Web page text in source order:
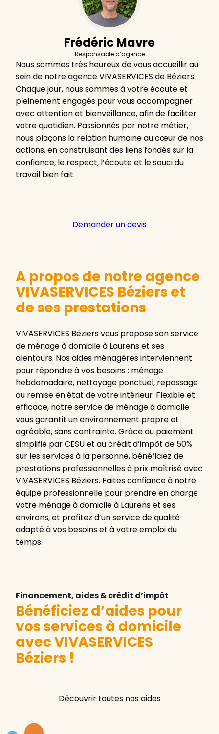
Frédéric Mavre
Responsable d’agence
Nous sommes très heureux de vous accueillir au
sein de notre agence VIVASERVICES de Béziers.
Chaque jour, nous sommes à votre écoute et
pleinement engagés pour vous accompagner
avec attention et bienveillance, afin de faciliter
votre quotidien. Passionnés par notre métier,
nous plaçons la relation humaine au cœur de nos
actions, en construisant des liens fondés sur la
confiance, le respect, l’écoute et le souci du
travail bien fait.
Demander un devis
A propos de notre agence
VIVASERVICES Béziers et
de ses prestations
VIVASERVICES Béziers vous propose son service
de ménage à domicile à Laurens et ses
alentours. Nos aides ménagères interviennent
pour répondre à vos besoins : ménage
hebdomadaire, nettoyage ponctuel, repassage
ou remise en état de votre intérieur. Flexible et
efficace, notre service de ménage à domicile
vous garantit un environnement propre et
agréable, sans contrainte. Grâce au paiement
simplifié par CESU et au crédit d’impôt de 50%
sur les services à la personne, bénéficiez de
prestations professionnelles à prix maîtrisé avec
VIVASERVICES Béziers. Faites confiance à notre
équipe professionnelle pour prendre en charge
votre ménage à domicile à Laurens et ses
environs, et profitez d’un service de qualité
adapté à vos besoins et à votre emploi du
temps.
Financement, aides & crédit d’impôt
Bénéficiez d’aides pour
vos services à domicile
avec VIVASERVICES
Béziers !
Découvrir toutes nos aides